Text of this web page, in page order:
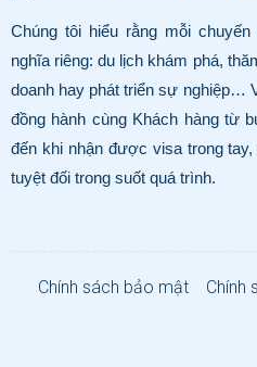
Chúng tôi hiểu rằng mỗi
nghĩa riêng: du lịch khám phá,
doanh hay phát triển sự nghiệp…
đồng hành cùng Khách hàng từ
đến khi nhận được visa trong
tuyệt đối trong suốt quá trình.
Chính sách bảo mật Chính